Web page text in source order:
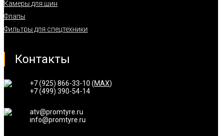
Камеры для шин
Флапы
Фильтры для спецтехники
Контакты
+7 (925) 866-33-10 (MAX)
+7 (499) 390-54-14
atv@promtyre.ru
info@promtyre.ru